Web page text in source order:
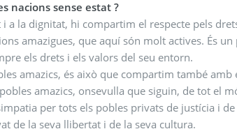
nacions sense estat ?
la dignitat, hi compartim el respecte pels
amazigues, que aquí són molt actives. És un
els drets i els valors del seu entorn.
amazics, és això que compartim també
amazics, onsevulla que siguin, de tot el
per tots els pobles privats de justícia i
de la seva llibertat i de la seva cultura.